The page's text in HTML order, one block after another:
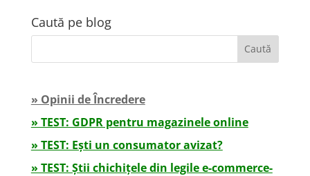
Caută pe blog
» Opinii de Încredere
» TEST: GDPR pentru magazinele online
» TEST: Ești un consumator avizat?
» TEST: Știi chichițele din legile e-commerce-